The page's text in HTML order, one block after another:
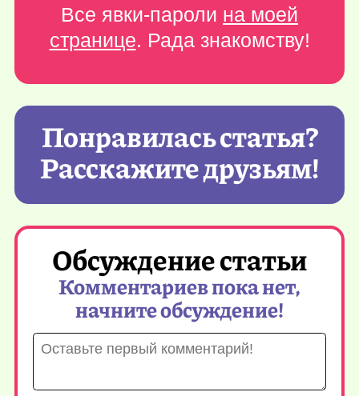
Все явки-пароли на моей
странице. Рада знакомству!
Понравилась статья?
Расскажите друзьям!
Обсуждение статьи
Комментариев пока нет,
начните обсуждение!